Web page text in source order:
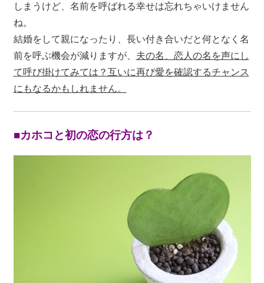
しまうけど、名前を呼ばれる幸せは忘れちゃいけません
ね。
結婚をして親になったり、長い付き合いだと何となく名
前を呼ぶ機会が減りますが、 夫の名、恋人の名を声にし
て呼び掛けてみては？互いに再び愛を確認するチャンス
にもなるかもしれません。
■カホコと初の恋の行方は？